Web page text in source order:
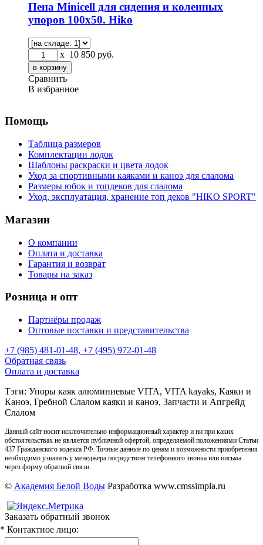
Пена Minicell для сидения и коленных
упоров 100х50. Hiko
x 10 850 руб.
Сравнить
В избранное
Помощь
Таблица размеров
Комплектации лодок
Шаблоны раскраски и цвета лодок
Уход за спортивными каяками и каноэ для слалома
Размеры юбок и топдеков для слалома
Уход, эксплуатация, хранение топ деков "HIKO SPORT"
Магазин
О компании
Оплата и доставка
Гарантия и возврат
Товары на заказ
Розница и опт
Партнёры продаж
Оптовые поставки и представительства
+7 (985) 481-01-48, +7 (495) 972-01-48
Обратная связь
Оплата и доставка
Тэги: Упоры каяк алюминиевые VITA, VITA kayaks, Каяки и
Каноэ, Гребной Слалом каяки и каноэ, Запчасти и Апгрейд
Слалом
Данный сайт носит исключительно информационный характер и ни при каких
обстоятельствах не является публичной офертой, определяемой положениями Статьи
437 Гражданского кодекса РФ. Точные данные по ценам и возможности приобретения
необходимо узнавать у менеджера посредством телефонного звонка или письма
через форму обратной связи.
© Академия Белой Воды Разработка www.cmssimpla.ru
Заказать обратный звонок
* Контактное лицо: